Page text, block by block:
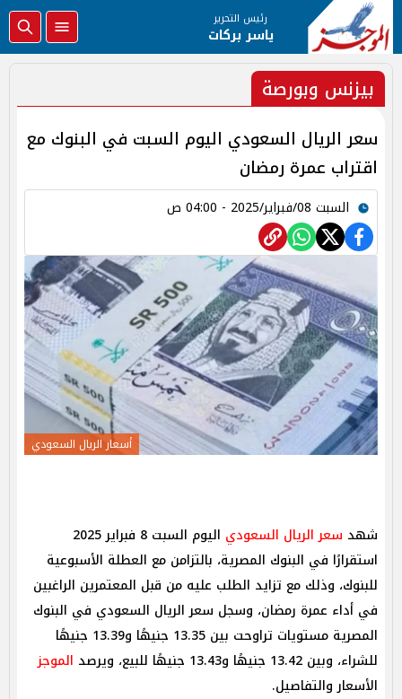
رئيس التحرير
ياسر بركات
بيزنس وبورصة
سعر الريال السعودي اليوم السبت في البنوك مع
اقتراب عمرة رمضان
السبت 08/فبراير/2025 - 04:00 ص
أسعار الريال السعودي
شهد سعر الريال السعودي
اليوم السبت 8 فبراير 2025
استقرارًا في البنوك المصرية، بالتزامن مع العطلة الأسبوعية
للبنوك، وذلك مع تزايد الطلب عليه من قبل المعتمرين الراغبين
في أداء عمرة رمضان، وسجل سعر الريال السعودي في البنوك
المصرية مستويات تراوحت بين 13.35 جنيهًا و13.39 جنيهًا
للشراء، وبين 13.42 جنيهًا و13.43 جنيهًا للبيع، ويرصد
الموجز
الأسعار والتفاصيل.